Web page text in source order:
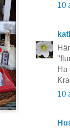
10
Ha
10